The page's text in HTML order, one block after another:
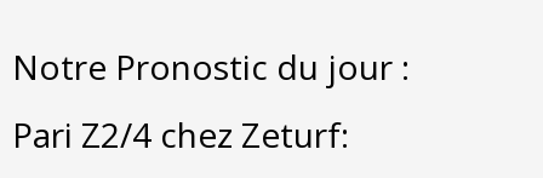
Notre Pronostic du jour :
Pari Z2/4 chez Zeturf: